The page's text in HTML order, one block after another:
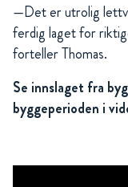
—Det er utrolig
ferdig laget for
forteller Thomas.
Se innslaget fra
byggeperioden i